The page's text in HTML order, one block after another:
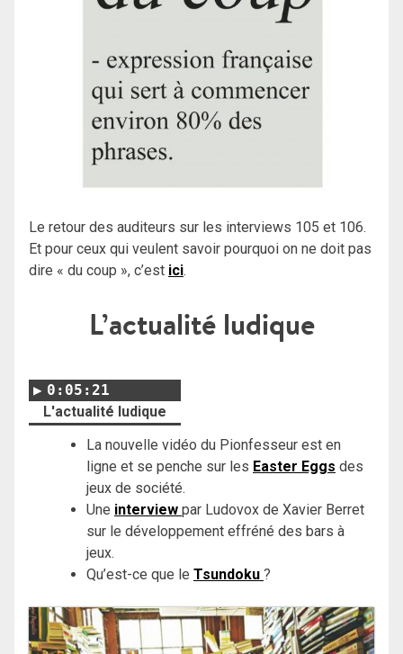
Le retour des auditeurs sur les interviews 105 et 106.
Et pour ceux qui veulent savoir pourquoi on ne doit pas
dire « du coup », c’est ici.
L’actualité ludique
0:05:21
L'actualité ludique
La nouvelle vidéo du Pionfesseur est en
ligne et se penche sur les Easter Eggs des
jeux de société.
Une interview par Ludovox de Xavier Berret
sur le développement effréné des bars à
jeux.
Qu’est-ce que le Tsundoku ?